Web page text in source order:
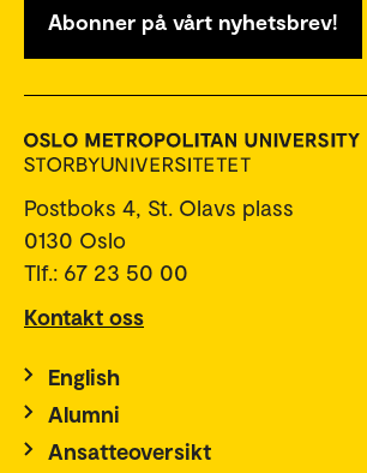
Abonner på vårt nyhetsbrev!
Postboks 4, St. Olavs plass
0130 Oslo
Tlf.: 67 23 50 00
Kontakt oss
English
Alumni
Ansatteoversikt